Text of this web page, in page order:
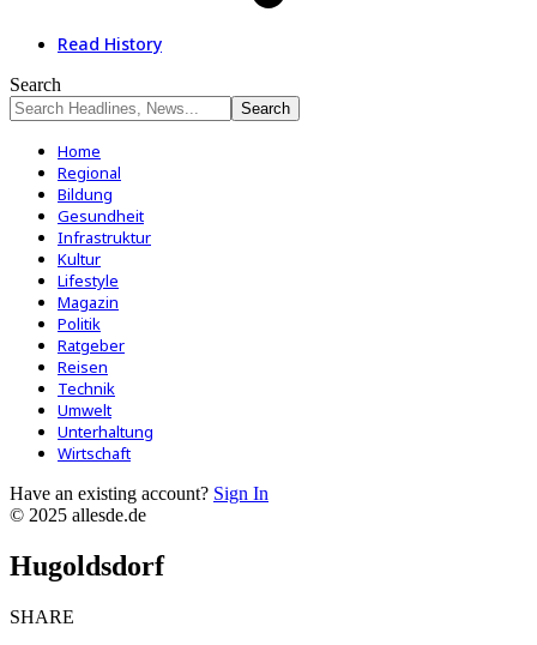
Read History
Search
Home
Regional
Bildung
Gesundheit
Infrastruktur
Kultur
Lifestyle
Magazin
Politik
Ratgeber
Reisen
Technik
Umwelt
Unterhaltung
Wirtschaft
Have an existing account? Sign In
© 2025 allesde.de
Hugoldsdorf
SHARE